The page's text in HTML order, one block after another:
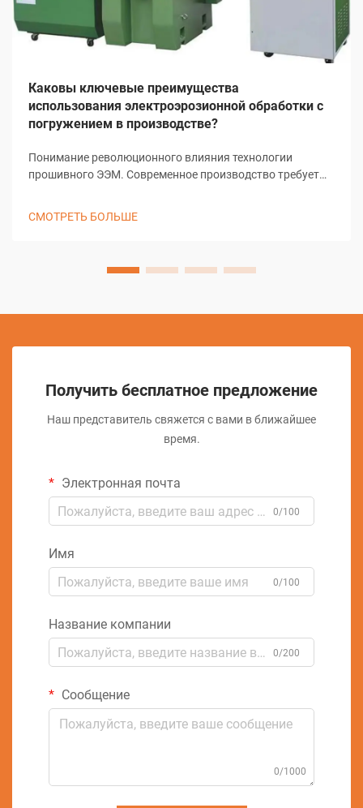
Каковы ключевые преимущества
использования электроэрозионной обработки с
погружением в производстве?
Понимание революционного влияния технологии
прошивного ЭЭМ. Современное производство требует
СМОТРЕТЬ БОЛЬШЕ
Получить бесплатное предложение
Наш представитель свяжется с вами в ближайшее
время.
Электронная почта
0/100
Имя
0/100
Название компании
0/200
Сообщение
0/1000